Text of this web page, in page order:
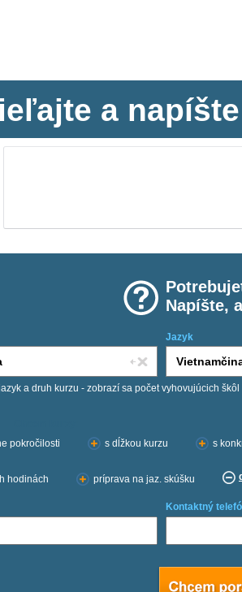
a
Napíšte,
Jazyk
a druh kurzu - zobrazí sa počet vyhovujúcich škôl
pokročilosti
s dĺžkou kurzu s
hodinách príprava na jaz. skúšku
Kontaktný